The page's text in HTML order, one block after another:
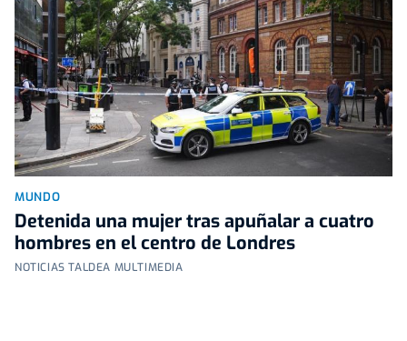
MUNDO
Detenida una mujer tras apuñalar a cuatro
hombres en el centro de Londres
NOTICIAS TALDEA MULTIMEDIA